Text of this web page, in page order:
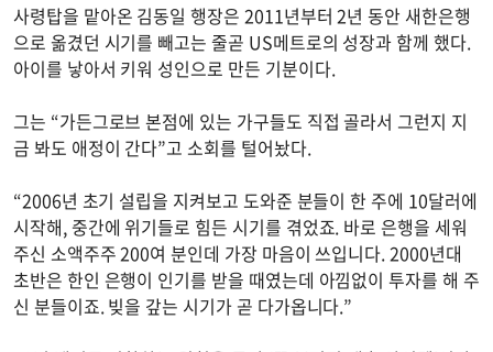
사령탑을 맡아온 김동일 행장은 2011년부터 2년 동안 새한은행
으로 옮겼던 시기를 빼고는 줄곧 US메트로의 성장과 함께 했다.
아이를 낳아서 키워 성인으로 만든 기분이다.
그는 “가든그로브 본점에 있는 가구들도 직접 골라서 그런지 지
금 봐도 애정이 간다”고 소회를 털어놨다.
“2006년 초기 설립을 지켜보고 도와준 분들이 한 주에 10달러에
시작해, 중간에 위기들로 힘든 시기를 겪었죠. 바로 은행을 세워
주신 소액주주 200여 분인데 가장 마음이 쓰입니다. 2000년대
초반은 한인 은행이 인기를 받을 때였는데 아낌없이 투자를 해 주
신 분들이죠. 빚을 갚는 시기가 곧 다가옵니다.”